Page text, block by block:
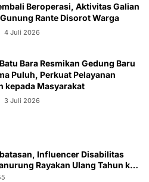
Beroperasi, Aktivitas Galian
Rante Disorot Warga
4 Juli 2026
Bara Resmikan Gedung Baru
Puluh, Perkuat Pelayanan
kepada Masyarakat
3 Juli 2026
Influencer Disabilitas
Rayakan Ulang Tahun ke-
Panti Asuhan